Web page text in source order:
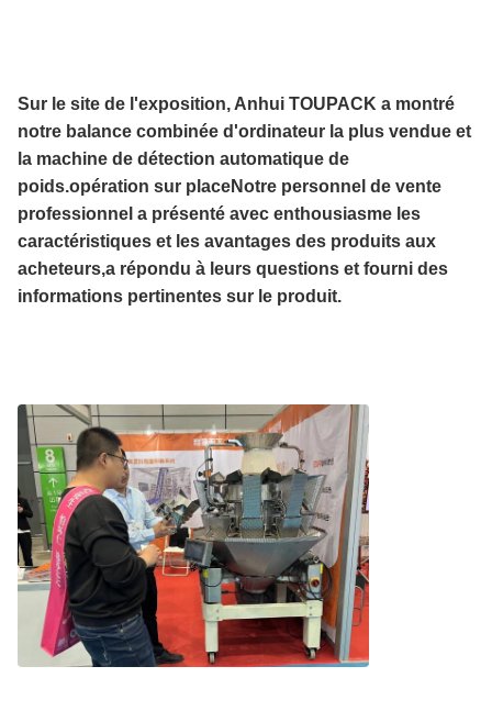
Sur le site de l'exposition, Anhui TOUPACK a montré
notre balance combinée d'ordinateur la plus vendue et
la machine de détection automatique de
poids.opération sur placeNotre personnel de vente
professionnel a présenté avec enthousiasme les
caractéristiques et les avantages des produits aux
acheteurs,a répondu à leurs questions et fourni des
informations pertinentes sur le produit.